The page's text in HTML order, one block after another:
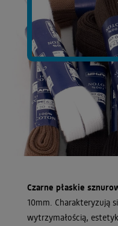
Czarne płaskie
10mm. Charakteryzują
wytrzymałością,